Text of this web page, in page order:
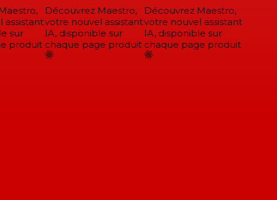
sur
produit
Découvrez Maestro,
votre nouvel assistant
IA, disponible sur
chaque page produit
Découvrez Maestro,
votre nouvel assistant
IA, disponible sur
chaque page produit